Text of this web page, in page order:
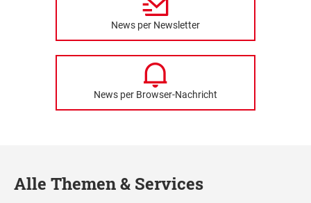
News per Newsletter
News per Browser-Nachricht
Alle Themen & Services